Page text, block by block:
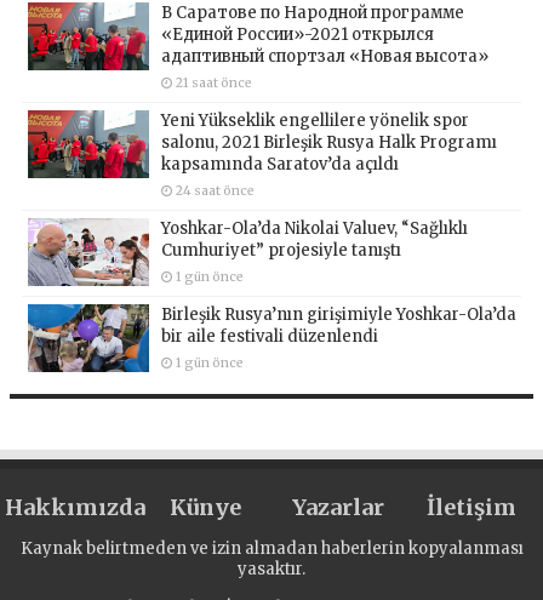
В Саратове по Народной программе
«Единой России»-2021 открылся
адаптивный спортзал «Новая высота»
21 saat önce
Yeni Yükseklik engellilere yönelik spor
salonu, 2021 Birleşik Rusya Halk Programı
kapsamında Saratov’da açıldı
24 saat önce
Yoshkar-Ola’da Nikolai Valuev, “Sağlıklı
Cumhuriyet” projesiyle tanıştı
1 gün önce
Birleşik Rusya’nın girişimiyle Yoshkar-Ola’da
bir aile festivali düzenlendi
1 gün önce
Hakkımızda Künye Yazarlar İletişim
Kaynak belirtmeden ve izin almadan haberlerin kopyalanması
yasaktır.